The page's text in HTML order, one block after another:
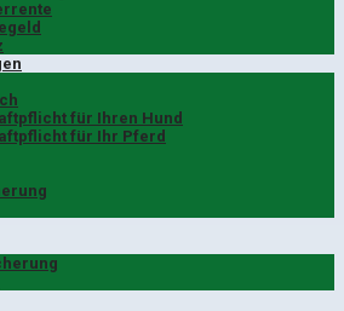
für Ihren Hund
für Ihr Pferd